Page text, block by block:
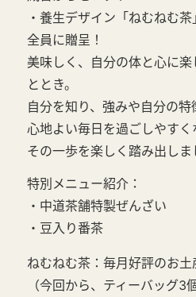
・養生デザイン「ねむねむ
全員に贈呈！
美味しく、自分の体と心に
ととき。
自分を知り、強みや自分の
心地よい毎日を過ごしやすく
その一歩を楽しく踏み出しま
特別メニュー紹介：
・中道茶舗特製ぜんざい
・豆入り番茶
ねむねむ茶：毎月好評のお土
（今回から、ティーバッグ3